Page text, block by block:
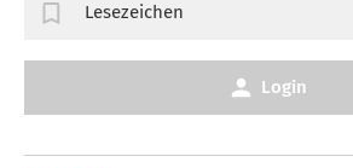
Lesezeichen
Login